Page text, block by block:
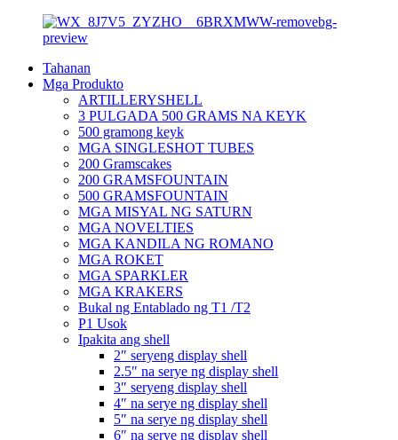
Tahanan
Mga Produkto
ARTILLERYSHELL
3 PULGADA 500 GRAMS NA KEYK
500 gramong keyk
MGA SINGLESHOT TUBES
200 Gramscakes
200 GRAMSFOUNTAIN
500 GRAMSFOUNTAIN
MGA MISYAL NG SATURN
MGA NOVELTIES
MGA KANDILA NG ROMANO
MGA ROKET
MGA SPARKLER
MGA KRAKERS
Bukal ng Entablado ng T1 /T2
P1 Usok
Ipakita ang shell
2″ seryeng display shell
2.5″ na serye ng display shell
3″ seryeng display shell
4″ na serye ng display shell
5″ na serye ng display shell
6″ na serye ng display shell